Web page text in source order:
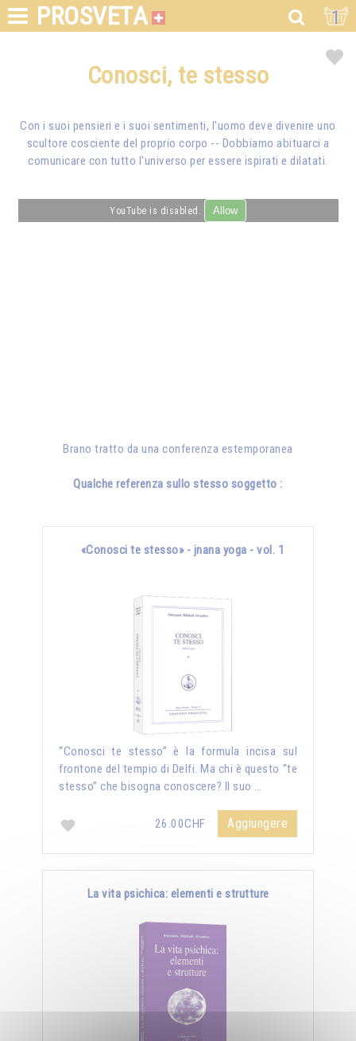
PROSVETA 1
Conosci, te stesso
Con i suoi pensieri e i suoi sentimenti, l'uomo deve divenire uno
scultore cosciente del proprio corpo -- Dobbiamo abituarci a
comunicare con tutto l'universo per essere ispirati e dilatati.
YouTube is disabled. Allow
Brano tratto da una conferenza estemporanea
Qualche referenza sullo stesso soggetto :
«Conosci te stesso» - jnana yoga - vol. 1
“Conosci te stesso” è la formula incisa sul
frontone del tempio di Delfi. Ma chi è questo “te
stesso” che bisogna conoscere? Il suo …
26.00CHF Aggiungere
La vita psichica: elementi e strutture